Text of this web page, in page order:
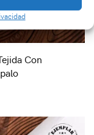
Con